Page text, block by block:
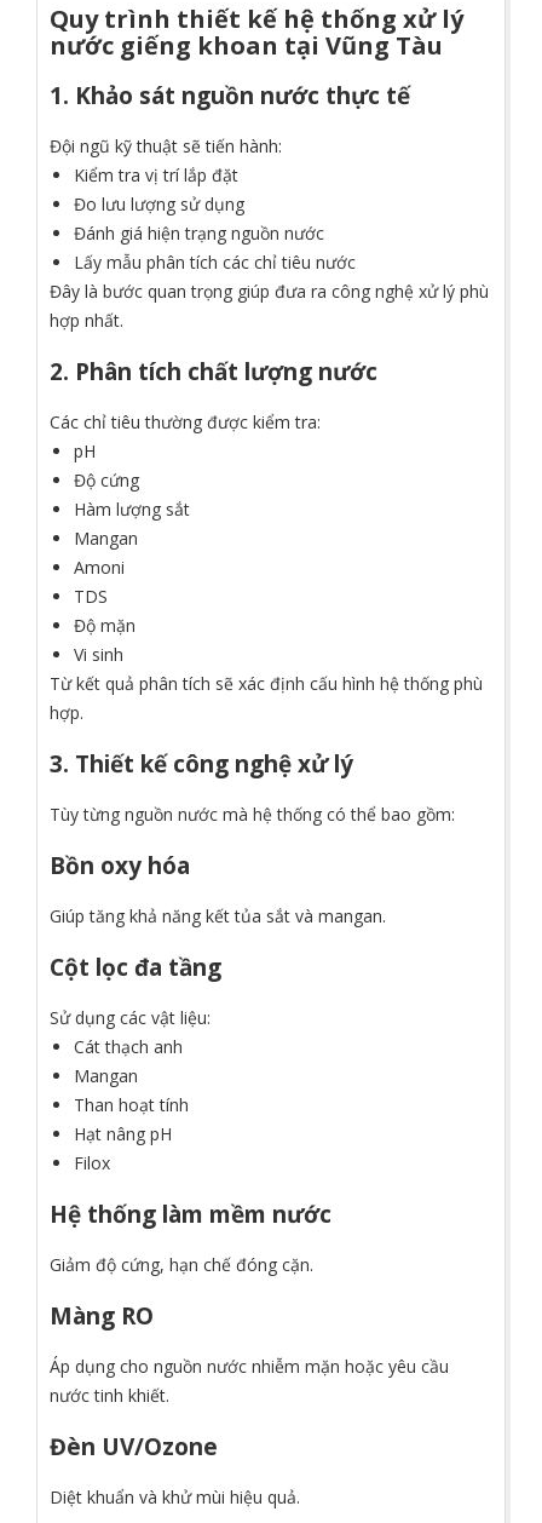
Quy trình thiết kế hệ thống xử lý
nước giếng khoan tại Vũng Tàu
1. Khảo sát nguồn nước thực tế
Đội ngũ kỹ thuật sẽ tiến hành:
Kiểm tra vị trí lắp đặt
Đo lưu lượng sử dụng
Đánh giá hiện trạng nguồn nước
Lấy mẫu phân tích các chỉ tiêu nước
Đây là bước quan trọng giúp đưa ra công nghệ xử lý phù
hợp nhất.
2. Phân tích chất lượng nước
Các chỉ tiêu thường được kiểm tra:
pH
Độ cứng
Hàm lượng sắt
Mangan
Amoni
TDS
Độ mặn
Vi sinh
Từ kết quả phân tích sẽ xác định cấu hình hệ thống phù
hợp.
3. Thiết kế công nghệ xử lý
Tùy từng nguồn nước mà hệ thống có thể bao gồm:
Bồn oxy hóa
Giúp tăng khả năng kết tủa sắt và mangan.
Cột lọc đa tầng
Sử dụng các vật liệu:
Cát thạch anh
Mangan
Than hoạt tính
Hạt nâng pH
Filox
Hệ thống làm mềm nước
Giảm độ cứng, hạn chế đóng cặn.
Màng RO
Áp dụng cho nguồn nước nhiễm mặn hoặc yêu cầu
nước tinh khiết.
Đèn UV/Ozone
Diệt khuẩn và khử mùi hiệu quả.